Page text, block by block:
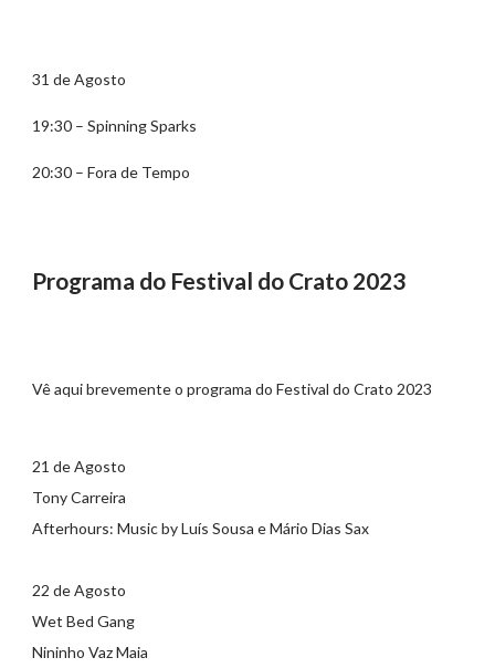
31 de Agosto
19:30 – Spinning Sparks
20:30 – Fora de Tempo
Programa do Festival do Crato 2023
Vê aqui brevemente o programa do Festival do Crato 2023
21 de Agosto
Tony Carreira
Afterhours: Music by Luís Sousa e Mário Dias Sax
22 de Agosto
Wet Bed Gang
Nininho Vaz Maia